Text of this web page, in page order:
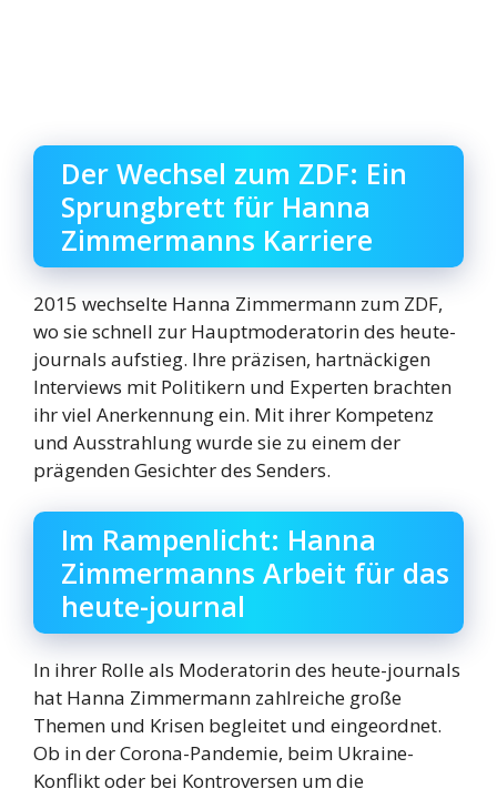
Der Wechsel zum ZDF: Ein
Sprungbrett für Hanna
Zimmermanns Karriere
2015 wechselte Hanna Zimmermann zum ZDF,
wo sie schnell zur Hauptmoderatorin des heute-
journals aufstieg. Ihre präzisen, hartnäckigen
Interviews mit Politikern und Experten brachten
ihr viel Anerkennung ein. Mit ihrer Kompetenz
und Ausstrahlung wurde sie zu einem der
prägenden Gesichter des Senders.
Im Rampenlicht: Hanna
Zimmermanns Arbeit für das
heute-journal
In ihrer Rolle als Moderatorin des heute-journals
hat Hanna Zimmermann zahlreiche große
Themen und Krisen begleitet und eingeordnet.
Ob in der Corona-Pandemie, beim Ukraine-
Konflikt oder bei Kontroversen um die